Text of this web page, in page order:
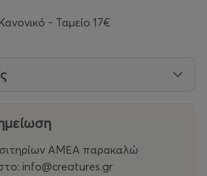
- Ταμείο 17€
ΑΜΕΑ παρακαλώ
info@creatures.gr